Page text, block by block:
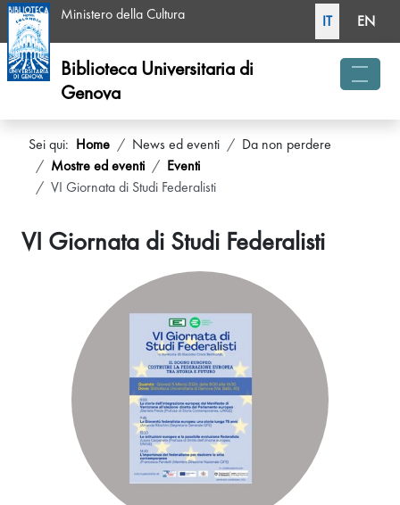
Ministero della Cultura Seleziona la tua
IT EN
Biblioteca Universitaria di
Genova
menu
Sei qui: Home News ed eventi
Da non perdere
Mostre ed eventi
Eventi
VI Giornata di Studi Federalisti
VI Giornata di Studi Federalisti